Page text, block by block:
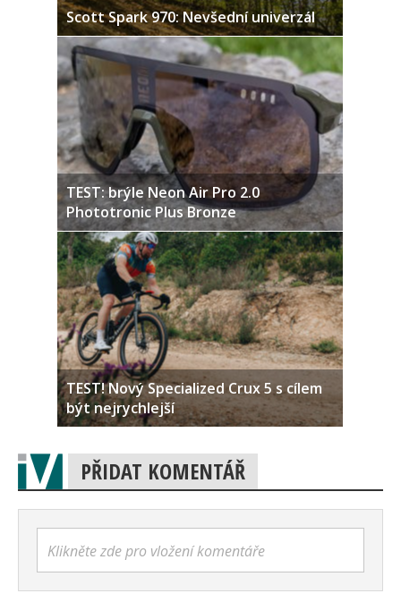
Scott Spark 970: Nevšední univerzál
TEST: brýle Neon Air Pro 2.0
Phototronic Plus Bronze
TEST! Nový Specialized Crux 5 s cílem
být nejrychlejší
PŘIDAT KOMENTÁŘ
Klikněte zde pro vložení komentáře